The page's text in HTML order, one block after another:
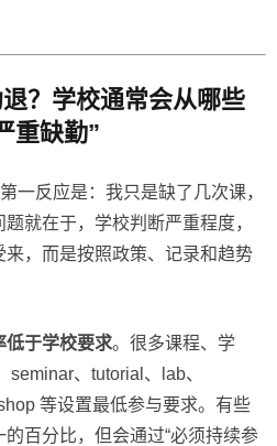
？学校通常会从哪些
重缺勤”
一反应是：我只是缺了几次课，
就在于，学校判断严重程度，
，而是按照政策、记录和趋势
低于学校要求。很多课程、学
seminar、tutorial、lab、
等设置最低参与要求。有些
百分比，但会通过“必须持续参